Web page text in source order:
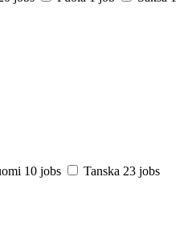
10 jobs Tanska 23 jobs